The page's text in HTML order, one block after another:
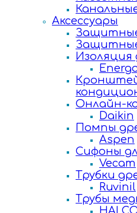
Аксессуары
Изоляция
Онлайн-
Daikin
Помпы
Aspen
Сифоны
Vecam
Трубки
Ruvinil
Трубы